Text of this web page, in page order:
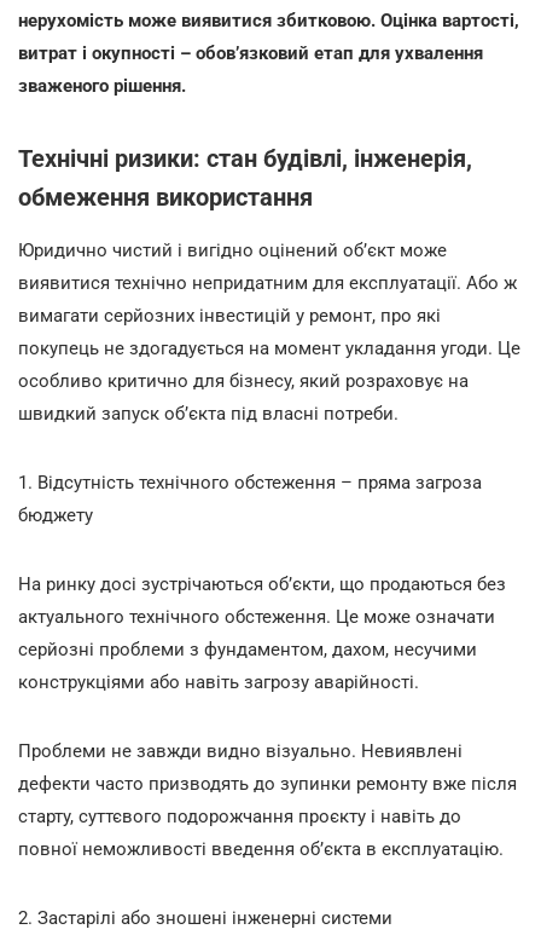
нерухомість може виявитися збитковою. Оцінка вартості,
витрат і окупності – обов’язковий етап для ухвалення
зваженого рішення.
Технічні ризики: стан будівлі, інженерія,
обмеження використання
Юридично чистий і вигідно оцінений об’єкт може
виявитися технічно непридатним для експлуатації. Або ж
вимагати серйозних інвестицій у ремонт, про які
покупець не здогадується на момент укладання угоди. Це
особливо критично для бізнесу, який розраховує на
швидкий запуск об’єкта під власні потреби.
1. Відсутність технічного обстеження – пряма загроза
бюджету
На ринку досі зустрічаються об’єкти, що продаються без
актуального технічного обстеження. Це може означати
серйозні проблеми з фундаментом, дахом, несучими
конструкціями або навіть загрозу аварійності.
Проблеми не завжди видно візуально. Невиявлені
дефекти часто призводять до зупинки ремонту вже після
старту, суттєвого подорожчання проєкту і навіть до
повної неможливості введення об’єкта в експлуатацію.
2. Застарілі або зношені інженерні системи